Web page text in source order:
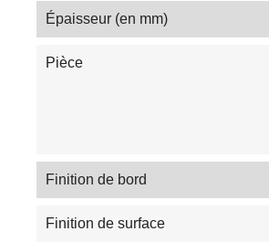
Épaisseur (en mm)
Pièce
Finition de bord
Finition de surface